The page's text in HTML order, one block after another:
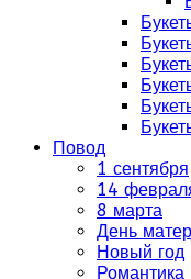
Повод
1 сентября
14
8 марта
День
Новый год
Романтика